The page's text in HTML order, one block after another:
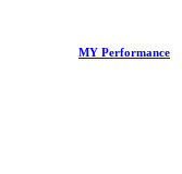
MY Performance